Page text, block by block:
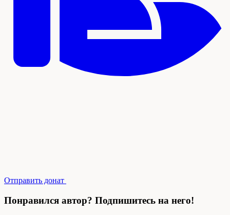
Отправить донат
Понравился автор? Подпишитесь на него!